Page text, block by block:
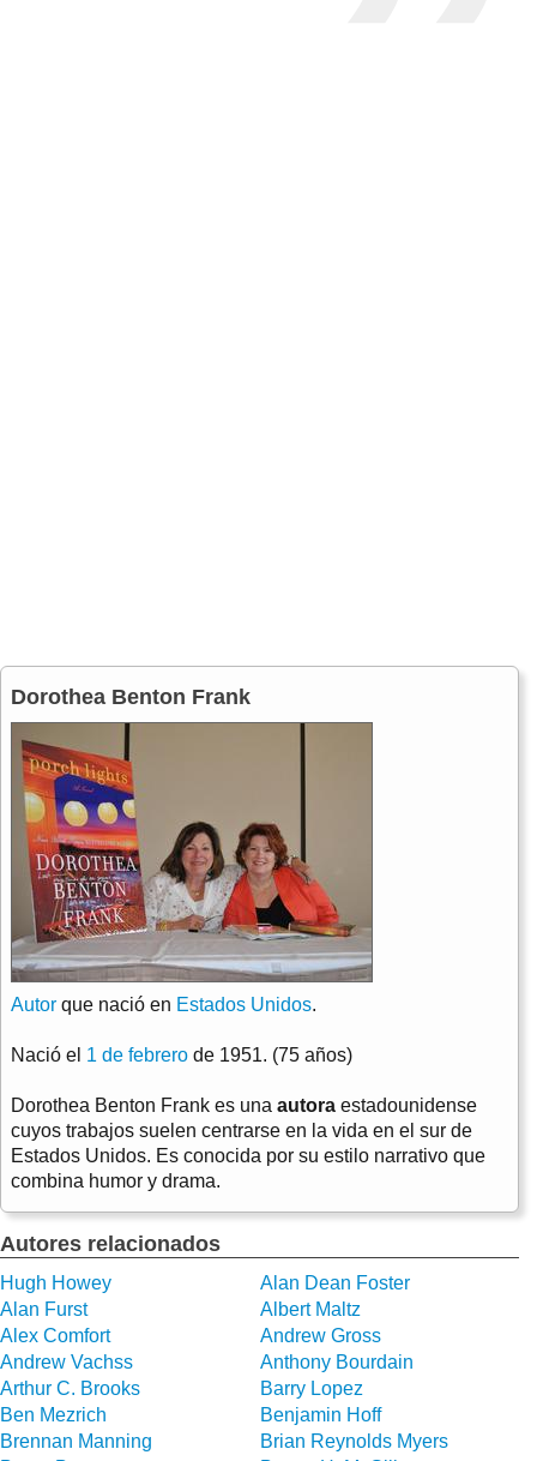
Dorothea Benton Frank
Autor que nació en Estados Unidos.
Nació el 1 de febrero de 1951. (75 años)
Dorothea Benton Frank es una autora estadounidense
cuyos trabajos suelen centrarse en la vida en el sur de
Estados Unidos. Es conocida por su estilo narrativo que
combina humor y drama.
Autores relacionados
Hugh Howey
Alan Dean Foster
Alan Furst
Albert Maltz
Alex Comfort
Andrew Gross
Andrew Vachss
Anthony Bourdain
Arthur C. Brooks
Barry Lopez
Ben Mezrich
Benjamin Hoff
Brennan Manning
Brian Reynolds Myers